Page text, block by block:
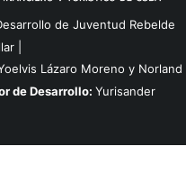
de Juventud Rebelde
|
Lázaro Moreno y Norland
de Desarrollo: Yurisander